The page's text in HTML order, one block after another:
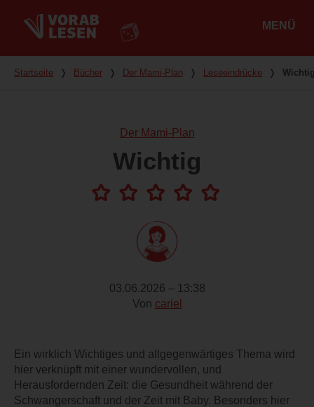
MENÜ
Du bist hier
Startseite ❭ Bücher ❭ Der Mami-Plan ❭ Leseeindrücke ❭
Der Mami-Plan
Wichtig
03.06.2026 – 13:38
Von cariel
Ein wirklich Wichtiges und allgegenwärtiges Thema wird
hier verknüpft mit einer wundervollen, und
Herausfordernden Zeit: die Gesundheit während der
Schwangerschaft und der Zeit mit Baby. Besonders hier